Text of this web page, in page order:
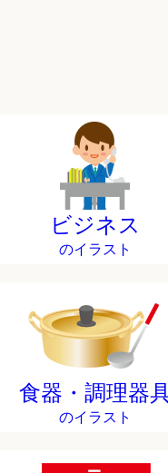
ビジネス
のイラスト
食器・調理器
のイラスト